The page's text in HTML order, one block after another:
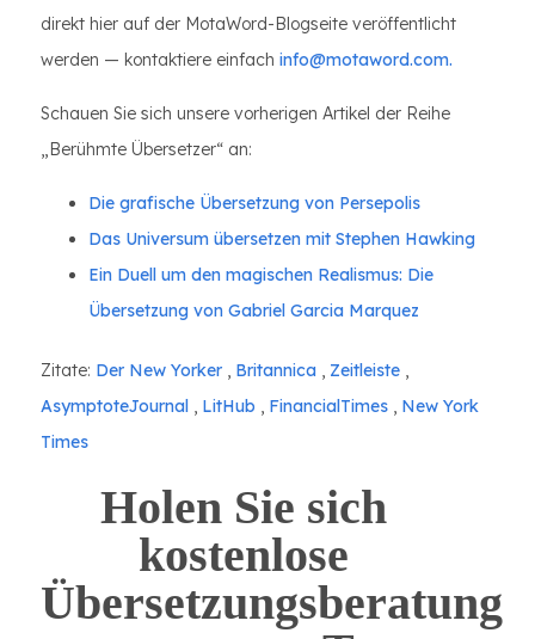
direkt hier auf der MotaWord-Blogseite veröffentlicht
werden — kontaktiere einfach info@motaword.com.
Schauen Sie sich unsere vorherigen Artikel der Reihe
„Berühmte Übersetzer“ an:
Die grafische Übersetzung von Persepolis
Das Universum übersetzen mit Stephen Hawking
Ein Duell um den magischen Realismus: Die
Übersetzung von Gabriel Garcia Marquez
Zitate: Der New Yorker , Britannica , Zeitleiste ,
AsymptoteJournal , LitHub , FinancialTimes , New York
Times
Holen Sie sich
kostenlose
Übersetzungsberatung